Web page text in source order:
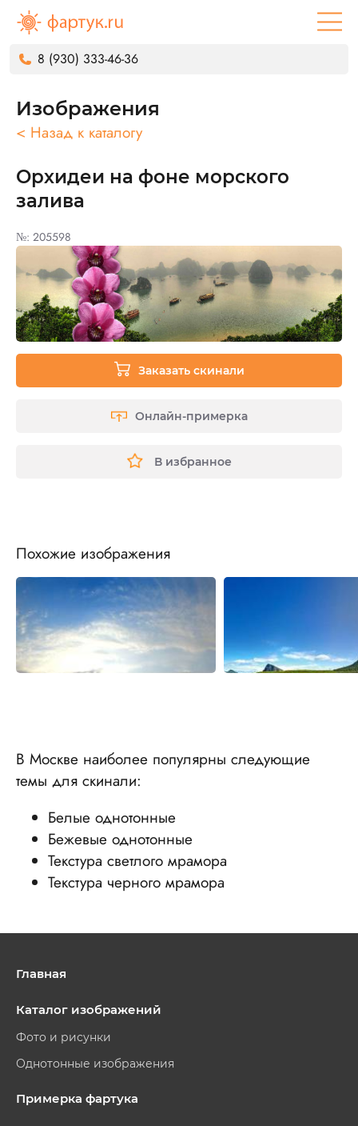
8 (930) 333-46-36
Изображения
< Назад к каталогу
Орхидеи на фоне морского
залива
№: 205598
Заказать скинали
Онлайн-примерка
В избранное
Похожие изображения
В Москве наиболее популярны следующие
темы для скинали:
Белые однотонные
Бежевые однотонные
Текстура светлого мрамора
Текстура черного мрамора
Главная
Каталог изображений
Фото и рисунки
Однотонные изображения
Примерка фартука